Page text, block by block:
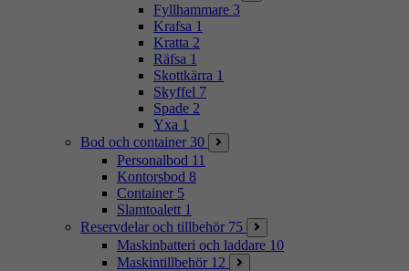
Fyllhammare 3
Krafsa 1
Kratta 2
Räfsa 1
Skottkärra 1
Skyffel 7
Spade 2
Yxa 1
Bod och container 30
Personalbod 11
Kontorsbod 8
Container 5
Slamtoalett 1
Reservdelar och tillbehör 75
Maskinbatteri och laddare 10
Maskintillbehör 12